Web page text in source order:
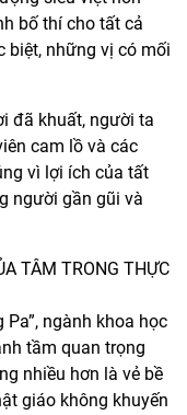
bố thí cho tất cả
biệt, những vị có mối
đã khuất, người ta
cam lồ và các
vì lợi ích của tất
người gần gũi và
TÂM TRONG THỰC
Pa”, ngành khoa học
tầm quan trọng
nhiều hơn là vẻ bề
giáo không khuyến